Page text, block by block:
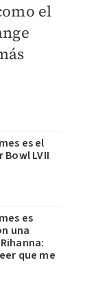
el
es el
Bowl LVII
es
una
que me